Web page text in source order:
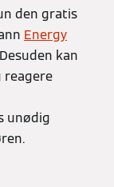
den gratis
Energy
kan
reagere
unødig